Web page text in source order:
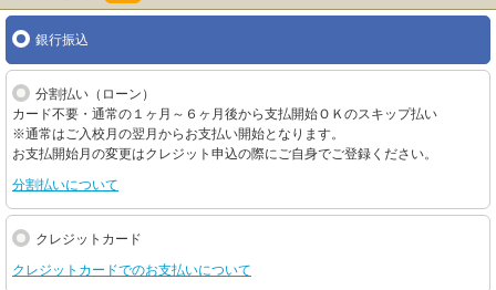
銀行振込
分割払い（ローン）
カード不要・通常の１ヶ月～６ヶ月後から支払開始ＯＫのスキップ払い
※通常はご入校月の翌月からお支払い開始となります。
お支払開始月の変更はクレジット申込の際にご自身でご登録ください。
分割払いについて
クレジットカード
クレジットカードでのお支払いについて